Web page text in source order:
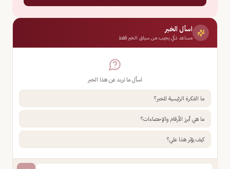
اسأل الخبر
مساعد ذكي يجيب من سياق الخبر فقط
اسأل ما تريد عن هذا الخبر
ما الفكرة الرئيسية للخبر؟
ما هي أبرز الأرقام والإحصاءات؟
كيف يؤثر هذا علي؟